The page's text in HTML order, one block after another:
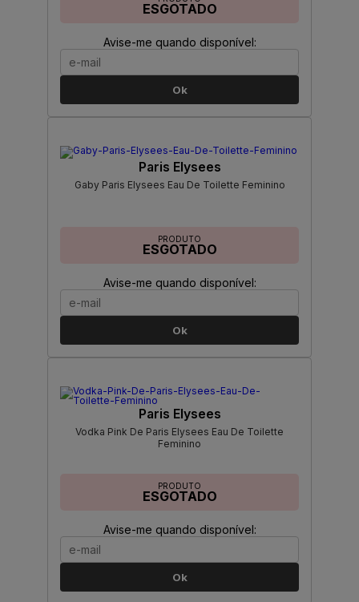
ESGOTADO
Avise-me quando disponível:
Ok
Paris Elysees
Gaby Paris Elysees Eau De Toilette Feminino
PRODUTO
ESGOTADO
Avise-me quando disponível:
Ok
Paris Elysees
Vodka Pink De Paris Elysees Eau De Toilette
Feminino
PRODUTO
ESGOTADO
Avise-me quando disponível:
Ok